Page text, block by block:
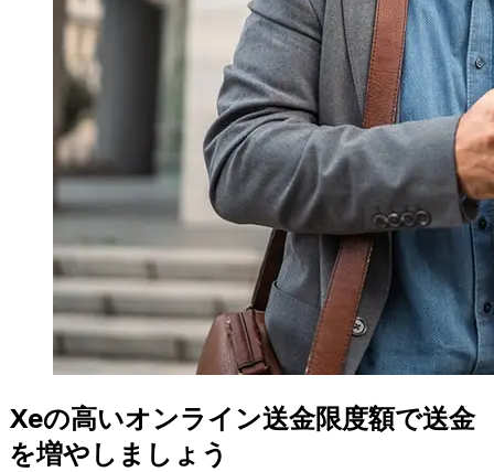
Xeの高いオンライン送金限度額で送金
を増やしましょう